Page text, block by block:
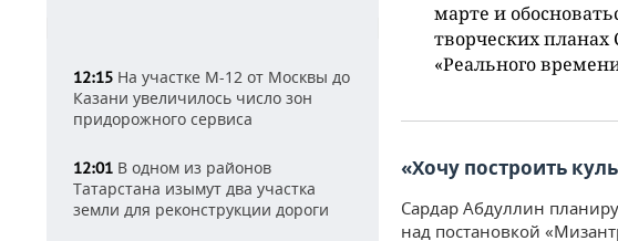
12:15 На участке М-12 от Москвы до
Казани увеличилось число зон
придорожного сервиса
12:01 В одном из районов
Татарстана изымут два участка
земли для реконструкции дороги
марте и
творческих планах
«Реального
«Хочу построить
Сардар Абдуллин
над постановкой